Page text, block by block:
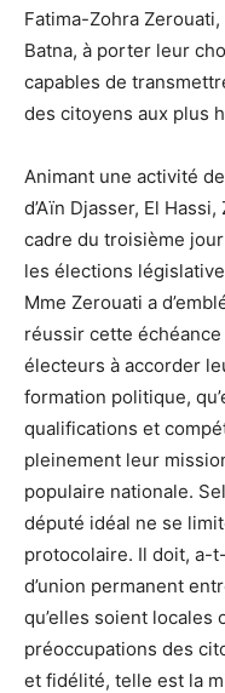
Fatima-Zohra
Batna, à porter leur
capables de
des citoyens aux plus
Animant une activité
d’Aïn Djasser, El
cadre du troisième
les élections
Mme Zerouati a
réussir cette
électeurs à accorder
formation politique,
qualifications et
pleinement leur
populaire nationale.
député idéal ne se
protocolaire. Il doit, a-
d’union permanent
qu’elles soient locales
préoccupations des
et fidélité, telle est la